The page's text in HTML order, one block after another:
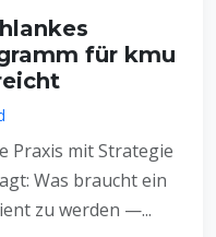
für kmu
Praxis mit Strategie
Was braucht ein
zu werden —...